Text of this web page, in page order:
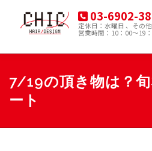
ツ
03-6902-
定休日：水曜日 、その
営業時間：10：00～19
HOME MENU
7/19の頂き物は？
ート